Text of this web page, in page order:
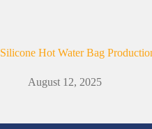
Silicone Hot Water Bag
August 12, 2025